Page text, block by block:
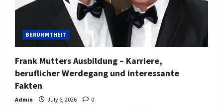
BERÜHMTHEIT
Frank Mutters Ausbildung – Karriere,
beruflicher Werdegang und interessante
Fakten
Admin July 6, 2026 0